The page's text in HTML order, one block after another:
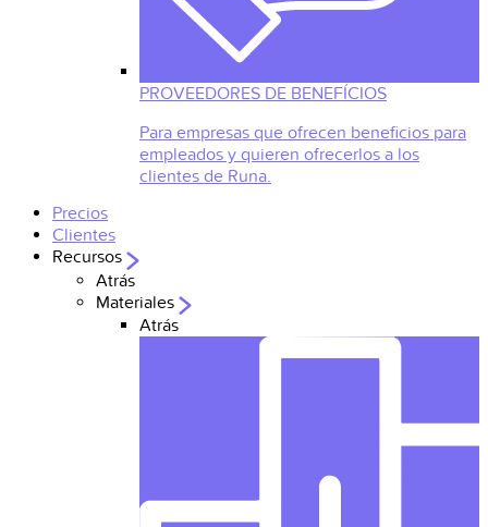
PROVEEDORES DE BENEFÍCIOS
Para empresas que ofrecen beneficios para
empleados y quieren ofrecerlos a los
clientes de Runa.
Precios
Clientes
Recursos
Atrás
Materiales
Atrás